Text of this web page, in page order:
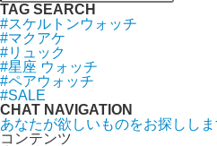
TAG SEARCH
#スケルトンウォッチ
#マクアケ
#リュック
#星座 ウォッチ
#ペアウォッチ
#SALE
CHAT NAVIGATION
あなたが欲しいものをお探ししま
コンテンツ